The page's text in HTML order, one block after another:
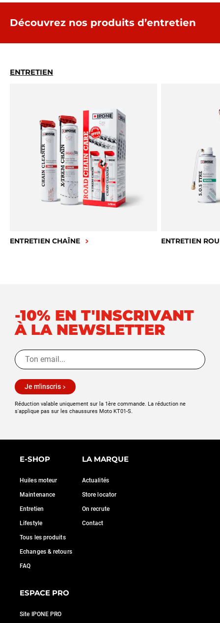
Découvrez nos produits d’entretien
ENTRETIEN
ENTRETIEN CHAÎNE ENTRETIEN
-10% EN T'INSCRIVANT
À LA NEWSLETTER
Je m'inscris
Réduction valable uniquement sur la 1ère commande. La réduction ne
s'applique pas sur les chaussures Moto KT01-S.
E-SHOP
Huiles moteur
Maintenance
Entretien
Lifestyle
Tous les produits
Echanges & retours
FAQ
LA MARQUE
Actualités
Store locator
On recrute
Contact
ESPACE PRO
Site IPONE PRO